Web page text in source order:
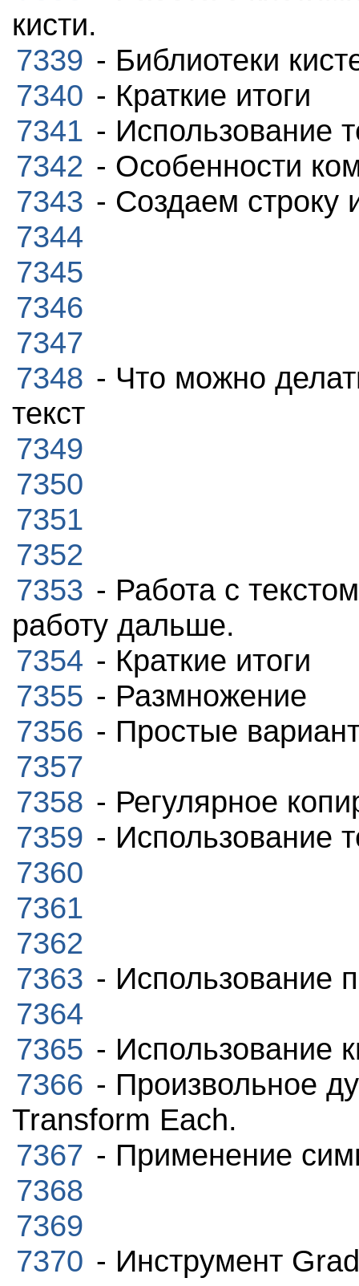
кисти.
7339 - Библиотеки
7340 - Краткие итоги
7341 - Использование
7342 - Особенности
7343 - Создаем строку
7344
7345
7346
7347
7348 - Что можно
текст
7349
7350
7351
7352
7353 - Работа с
работу дальше.
7354 - Краткие итоги
7355 - Размножение
7356 - Простые
7357
7358 - Регулярное
7359 - Использование
7360
7361
7362
7363 - Использование
7364
7365 - Использование
7366 - Произвольное
Transform Each.
7367 - Применение
7368
7369
7370 - Инструмент